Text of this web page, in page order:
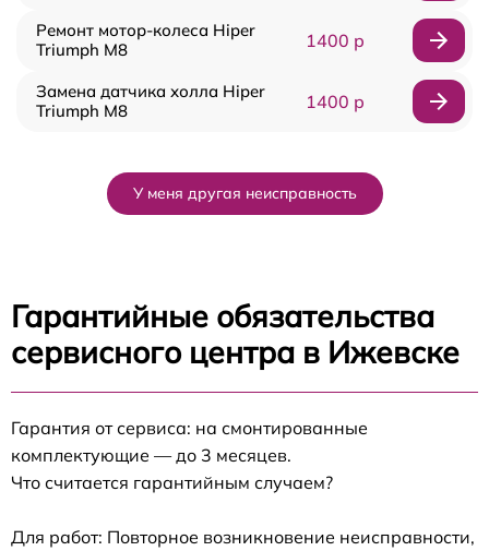
Ремонт мотор-колеса Hiper
Triumph M8
1400 р
Замена датчика холла Hiper
Triumph M8
1400 р
У меня другая неисправность
Гарантийные обязательства
сервисного центра в Ижевске
Гарантия от сервиса: на смонтированные
комплектующие — до 3 месяцев.
Что считается гарантийным случаем?
Для работ: Повторное возникновение неисправности,